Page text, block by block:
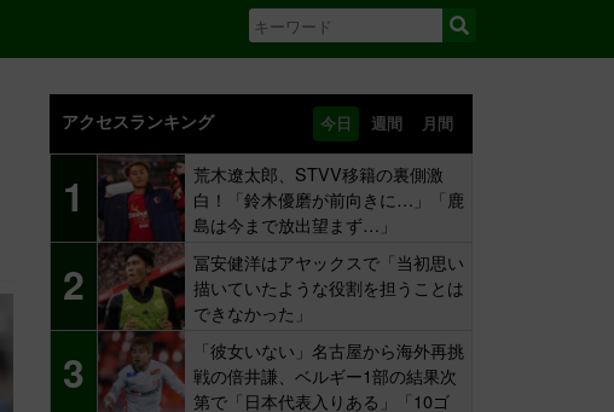
アクセスランキング 今日 週間 月間
1
荒木遼太郎、STVV移籍の裏側激
白！「鈴木優磨が前向きに…」「鹿
島は今まで放出望まず…」
2
冨安健洋はアヤックスで「当初思い
描いていたような役割を担うことは
できなかった」
3
「彼女いない」名古屋から海外再挑
戦の倍井謙、ベルギー1部の結果次
第で「日本代表入りある」「10ゴ